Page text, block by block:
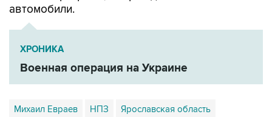
автомобили.
ХРОНИКА
Военная операция на Украине
Михаил Евраев НПЗ Ярославская область